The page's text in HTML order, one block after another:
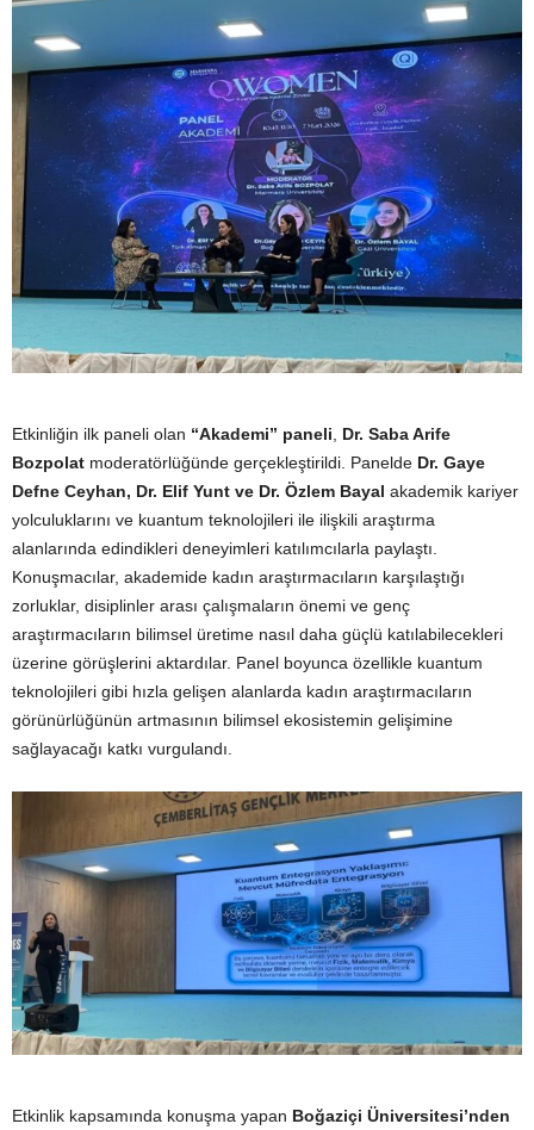
Etkinliğin ilk paneli olan “Akademi” paneli
Dr. Saba Arife
Bozpolat moderatörlüğünde gerçekleştirildi. Panelde Dr. Gaye
Defne Ceyhan, Dr. Elif Yunt ve Dr. Özlem Bayal akademik kariyer
yolculuklarını ve kuantum teknolojileri ile ilişkili araştırma
alanlarında edindikleri deneyimleri katılımcılarla paylaştı.
Konuşmacılar, akademide kadın araştırmacıların karşılaştığı
zorluklar, disiplinler arası çalışmaların önemi ve genç
araştırmacıların bilimsel üretime nasıl daha güçlü katılabilecekleri
üzerine görüşlerini aktardılar. Panel boyunca özellikle kuantum
teknolojileri gibi hızla gelişen alanlarda kadın araştırmacıların
görünürlüğünün artmasının bilimsel ekosistemin gelişimine
sağlayacağı katkı vurgulandı.
Etkinlik kapsamında konuşma yapan Boğaziçi Üniversitesi’nden